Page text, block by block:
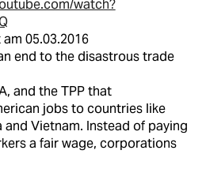
watch?
05.03.2016
end to the disastrous trade
and the TPP that
jobs to countries like
and Vietnam. Instead of paying
a fair wage, corporations